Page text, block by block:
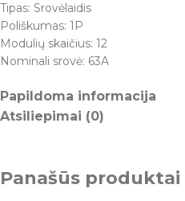
Tipas: Srovėlaidis
Poliškumas: 1P
Modulių skaičius: 12
Nominali srovė: 63A
Papildoma informacija
Atsiliepimai (0)
Panašūs produktai